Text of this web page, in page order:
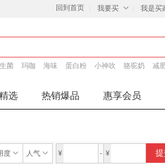
回到首页 我要买 我是买
菌 玛咖 海味 蛋白粉 小神吹 骆驼奶 减
选 热销爆品 惠享会员
度 人气 ¥ - ¥